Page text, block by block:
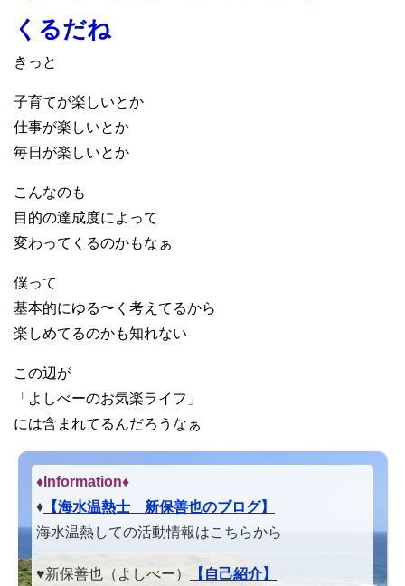
くるだね
きっと
子育てが楽しいとか
仕事が楽しいとか
毎日が楽しいとか
こんなのも
目的の達成度によって
変わってくるのかもなぁ
僕って
基本的にゆる〜く考えてるから
楽しめてるのかも知れない
この辺が
「よしべーのお気楽ライフ」
には含まれてるんだろうなぁ
♦Information♦︎
♦ 【海水温熱士 新保善也のブログ】
海水温熱しての活動情報はこちらから
♥新保善也（よしべー）
【自己紹介】